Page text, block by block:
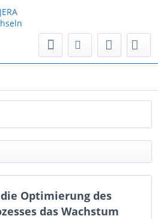
Optimierung des
das Wachstum